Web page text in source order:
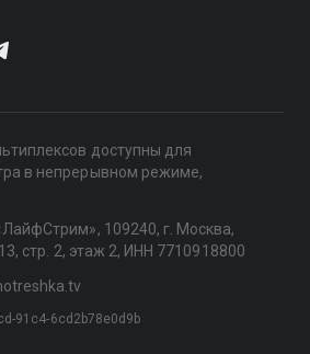
доступны для
в непрерывном режиме,
109240, г. Москва,
стр. 2, этаж 2, ИНН 7710918800
91c4-6cd2b78e0d9b